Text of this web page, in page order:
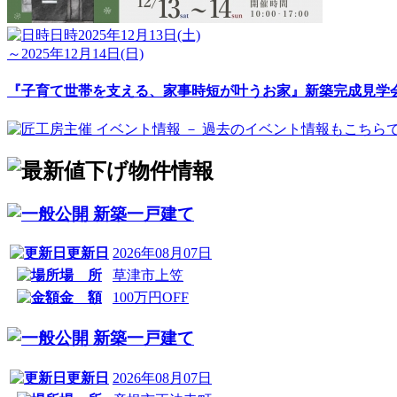
日時2025年12月13日(土)
～2025年12月14日(日)
『子育て世帯を支える、家事時短が叶うお家』新築完成見学
新築一戸建て
更新日 2026年08月07日
場 所
草津市上笠
金 額
100万円OFF
新築一戸建て
更新日 2026年08月07日